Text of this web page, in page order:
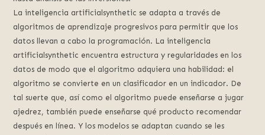
La inteligencia artificialsynthetic se adapta a través de
algoritmos de aprendizaje progresivos para permitir que los
datos llevan a cabo la programación. La inteligencia
artificialsynthetic encuentra estructura y regularidades en los
datos de modo que el algoritmo adquiera una habilidad: el
algoritmo se convierte en un clasificador en un indicador. De
tal suerte que, así como el algoritmo puede enseñarse a jugar
ajedrez, también puede enseñarse qué producto recomendar
después en línea. Y los modelos se adaptan cuando se les